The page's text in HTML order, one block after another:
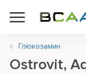
Глюкозамин
Ostrovit,